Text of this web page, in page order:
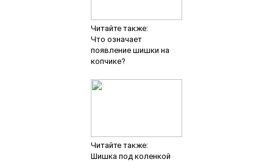
Читайте также:
Что означает
появление шишки на
копчике?
Читайте также:
Шишка под коленкой